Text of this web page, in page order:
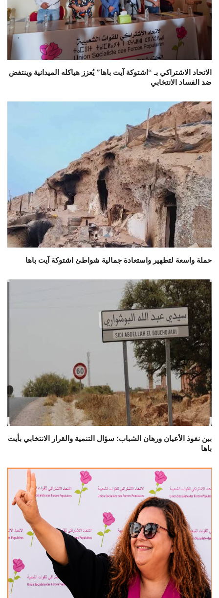
الاتحاد الاشتراكي بـ “اشتوكة آيت باها” يُعزز هياكله الميدانية وينتفض
ضد الفساد الانتخابي
حملة واسعة لتطهير واستعادة جمالية شواطئ اشتوكة آيت باها
بين نفوذ الأعيان ورهان الشباب: سؤال التنمية والقرار الانتخابي بأيت
باها